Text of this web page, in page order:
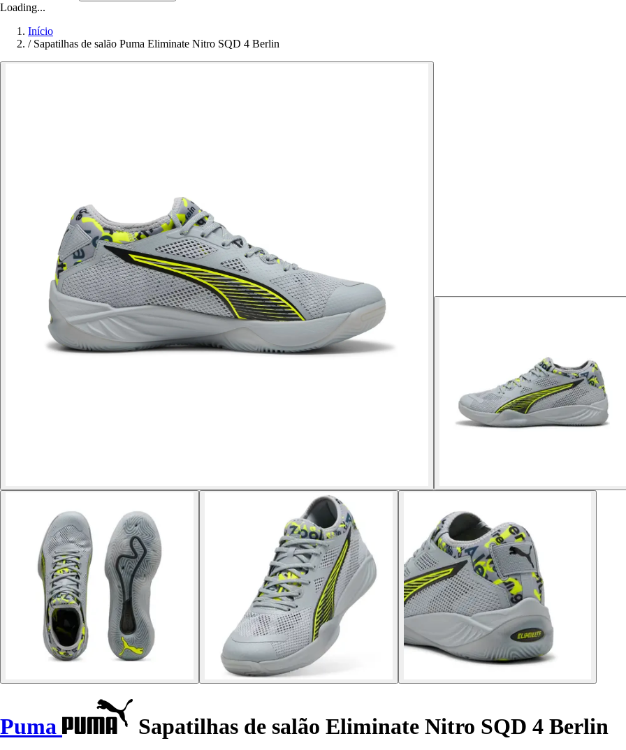
Loading...
Início
/ Sapatilhas de salão Puma Eliminate Nitro SQD 4 Berlin
Puma Sapatilhas de salão Eliminate Nitro SQD 4 Berlin